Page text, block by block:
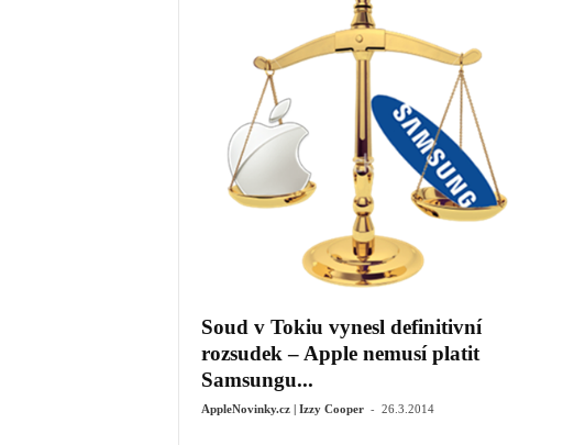
Soud v Tokiu vynesl definitivní
rozsudek – Apple nemusí platit
Samsungu...
AppleNovinky.cz | Izzy Cooper - 26.3.2014